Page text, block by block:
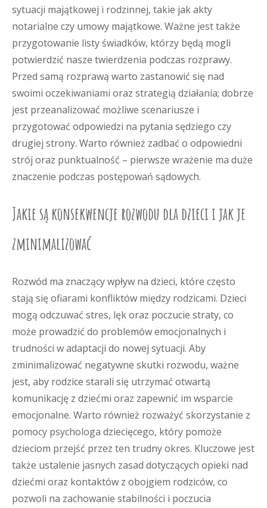
sytuacji majątkowej i rodzinnej, takie jak akty
notarialne czy umowy majątkowe. Ważne jest także
przygotowanie listy świadków, którzy będą mogli
potwierdzić nasze twierdzenia podczas rozprawy.
Przed samą rozprawą warto zastanowić się nad
swoimi oczekiwaniami oraz strategią działania; dobrze
jest przeanalizować możliwe scenariusze i
przygotować odpowiedzi na pytania sędziego czy
drugiej strony. Warto również zadbać o odpowiedni
strój oraz punktualność – pierwsze wrażenie ma duże
znaczenie podczas postępowań sądowych.
Jakie są konsekwencje rozwodu dla dzieci i jak je
zminimalizować
Rozwód ma znaczący wpływ na dzieci, które często
stają się ofiarami konfliktów między rodzicami. Dzieci
mogą odczuwać stres, lęk oraz poczucie straty, co
może prowadzić do problemów emocjonalnych i
trudności w adaptacji do nowej sytuacji. Aby
zminimalizować negatywne skutki rozwodu, ważne
jest, aby rodzice starali się utrzymać otwartą
komunikację z dziećmi oraz zapewnić im wsparcie
emocjonalne. Warto również rozważyć skorzystanie z
pomocy psychologa dziecięcego, który pomoże
dzieciom przejść przez ten trudny okres. Kluczowe jest
także ustalenie jasnych zasad dotyczących opieki nad
dziećmi oraz kontaktów z obojgiem rodziców, co
pozwoli na zachowanie stabilności i poczucia